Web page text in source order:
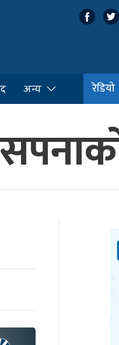
अन्य रेडियो